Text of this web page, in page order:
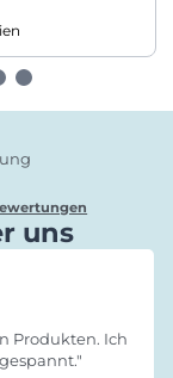
uns
Produkten. Ich